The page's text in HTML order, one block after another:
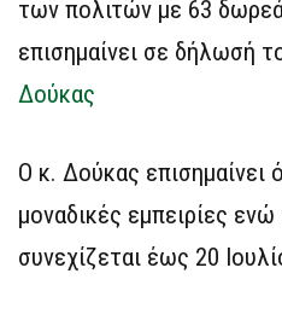
των πολιτών με 63
επισημαίνει σε δήλωσή
Δούκας
Ο κ. Δούκας επισημαίνει
μοναδικές εμπειρίες
συνεχίζεται έως 20